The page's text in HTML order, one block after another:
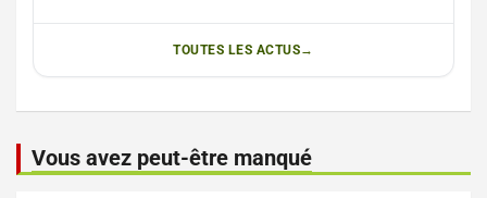
TOUTES LES ACTUS
Vous avez peut-être manqué